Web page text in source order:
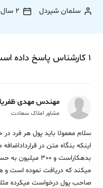
سلمان شیردل 2 سال پیش
1 کارشناس پاسخ داده‌
مهندس مهدی
مشاور املاک سعادت
سلام معمولا باید پول هر فرد
اینکه بنگاه متن در
بدهکاراست و 300
میکند که دریافت نموده است و